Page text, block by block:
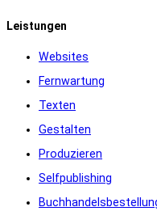
Leistungen
Websites
Fernwartung
Texten
Gestalten
Produzieren
Selfpublishing